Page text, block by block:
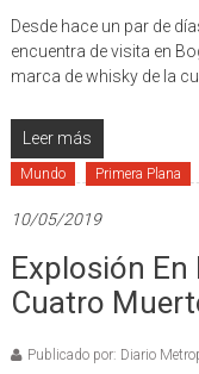
Desde hace un par de
encuentra de visita en
marca de whisky de la
Leer más
Mundo Primera Plana
10/05/2019
Explosión En
Cuatro
Publicado por: Diario